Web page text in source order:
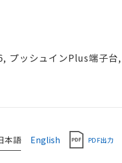
ッシュインPlus端子
本語 English PDF出力